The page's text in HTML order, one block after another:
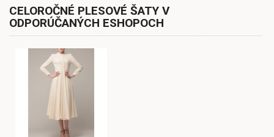
CELOROČNÉ PLESOVÉ ŠATY V
ODPORÚČANÝCH ESHOPOCH